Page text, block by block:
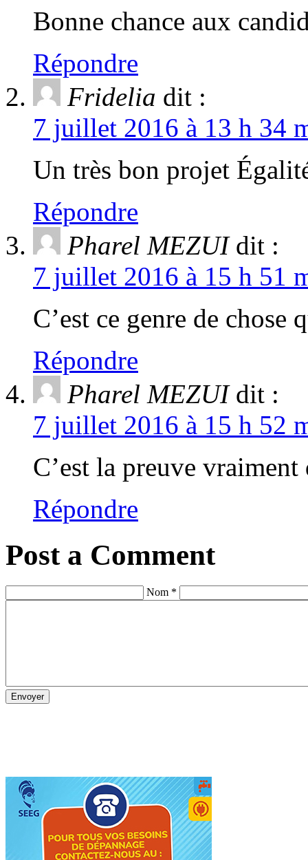
Bonne chance aux
Répondre
Fridelia dit :
7 juillet 2016 à 13 h 34
Un très bon projet
Répondre
Pharel MEZUI dit :
7 juillet 2016 à 15 h 51
C’est ce genre de
Répondre
Pharel MEZUI dit :
7 juillet 2016 à 15 h 52
C’est la preuve vraiment
Répondre
Post a Comment
Nom *